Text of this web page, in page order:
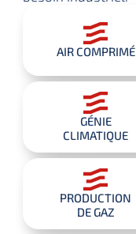
AIR COMPRIMÉ
GÉNIE
CLIMATIQUE
PRODUCTION
DE GAZ